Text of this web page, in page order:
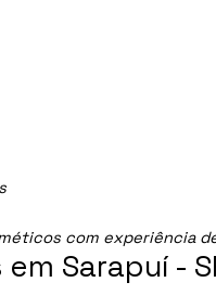
com experiência
Sarapuí -